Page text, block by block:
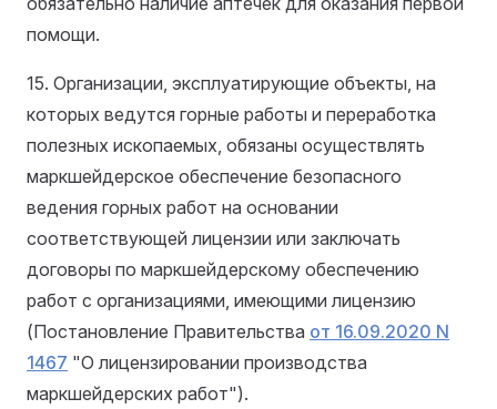
помощи.
15. Организации, эксплуатирующие объекты, на
которых ведутся горные работы и переработка
полезных ископаемых, обязаны осуществлять
маркшейдерское обеспечение безопасного
ведения горных работ на основании
соответствующей лицензии или заключать
договоры по маркшейдерскому обеспечению
работ с организациями, имеющими лицензию
(Постановление Правительства от 16.09.2020 N
1467 "О лицензировании производства
маркшейдерских работ").